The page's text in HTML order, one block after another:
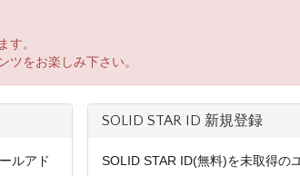
す。
をお楽しみ下さい。
ルアド
SOLID STAR ID 新規登録
SOLID STAR ID(無料)を未取得の